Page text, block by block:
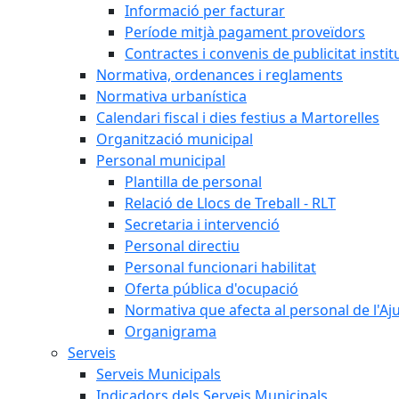
Informació per facturar
Període mitjà pagament proveïdors
Contractes i convenis de publicitat
Normativa, ordenances i reglaments
Normativa urbanística
Calendari fiscal i dies festius a Martorelles
Organització municipal
Personal municipal
Plantilla de personal
Relació de Llocs de Treball - RLT
Secretaria i intervenció
Personal directiu
Personal funcionari habilitat
Oferta pública d'ocupació
Normativa que afecta al personal de
Organigrama
Serveis
Serveis Municipals